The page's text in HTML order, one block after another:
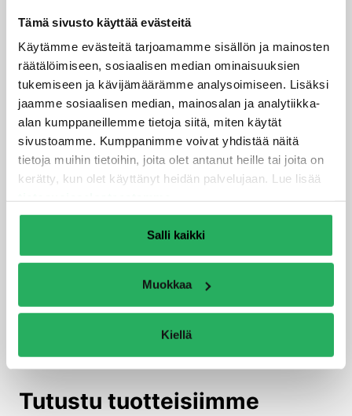
Tämä sivusto käyttää evästeitä
Käytämme evästeitä tarjoamamme sisällön ja mainosten
räätälöimiseen, sosiaalisen median ominaisuuksien
tukemiseen ja kävijämäärämme analysoimiseen. Lisäksi
jaamme sosiaalisen median, mainosalan ja analytiikka-
alan kumppaneillemme tietoja siitä, miten käytät
sivustoamme. Kumppanimme voivat yhdistää näitä
tietoja muihin tietoihin, joita olet antanut heille tai joita on
kerätty, kun olet käyttänyt heidän palvelujaan. Lue lisää
Salli kaikki
Muokkaa
Kiellä
Nopea ja helppo asentaa
eikä asennus vaadi erillistä koulutusta tai
kohdekohtaisesti parhaan ratkaisun saavuttamiseksi.
Tuotteen toiminnasta eri yhdisteitä vastaan löytyy
runsaasti testattua dataa. Olethan yhteydessä
Tutustu tuotteisiimme